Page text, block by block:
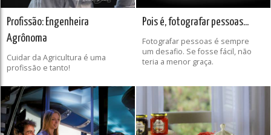
Profissão: Engenheira
Agrônoma
Cuidar da Agricultura é uma
profissão e tanto!
Pois é, fotografar pessoas...
Fotografar pessoas é sempre
um desafio. Se fosse fácil, não
teria a menor graça.